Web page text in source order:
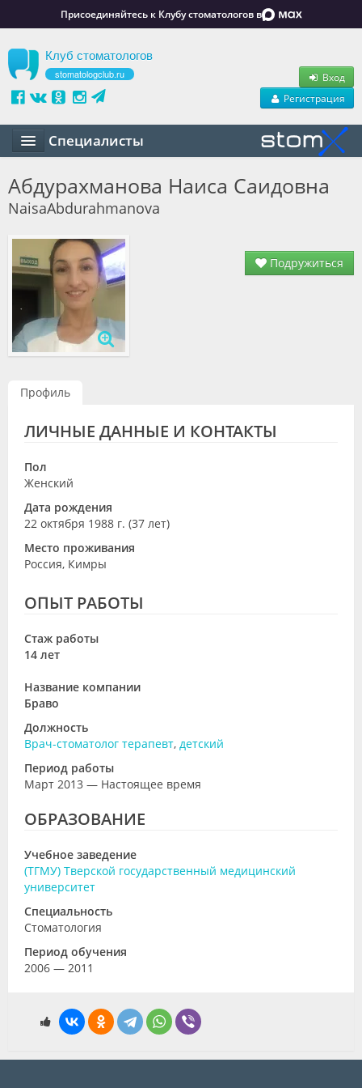
Присоединяйтесь к Клубу стоматологов в
Клуб стоматологов
stomatologclub.ru
Вход
Регистрация
Специалисты
Маркет
Обучение
Вакансии
Резюме
Объявления
Специалисты
Галерея
Блоги
Абдурахманова Наиса Саидовна
Подружиться
NaisaAbdurahmanova
Профиль
ЛИЧНЫЕ ДАННЫЕ И КОНТАКТЫ
Пол
Женский
Дата рождения
22 октября 1988 г. (37 лет)
Место проживания
Россия, Кимры
ОПЫТ РАБОТЫ
Стаж работы
14 лет
Название компании
Браво
Должность
Врач-стоматолог терапевт, детский
Период работы
Март 2013 — Настоящее время
ОБРАЗОВАНИЕ
Учебное заведение
(ТГМУ) Тверской государственный медицинский
университет
Специальность
Стоматология
Период обучения
2006 — 2011